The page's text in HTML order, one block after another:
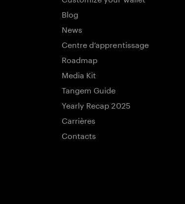
Blog
News
Centre d’apprentissage
Roadmap
Media Kit
Tangem Guide
Yearly Recap 2025
Carrières
Contacts